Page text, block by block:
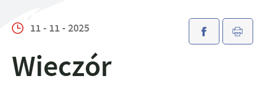
11 - 11 - 2025
Wieczór